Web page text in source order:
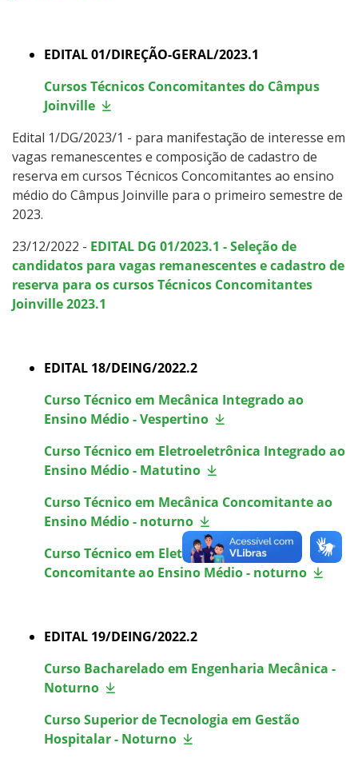
Provas e Gabaritos
Estatísticas dos Processos Seletivos
Cadastro de interesse
EDITAL 01/DIREÇÃO-GERAL/2023.1
Cursos Técnicos Concomitantes do Câmpus
Joinville
Edital 1/DG/2023/1 - para manifestação de interesse em
vagas remanescentes e composição de cadastro de
reserva em cursos Técnicos Concomitantes ao ensino
médio do Câmpus Joinville para o primeiro semestre de
2023.
23/12/2022 - EDITAL DG 01/2023.1 - Seleção de
candidatos para vagas remanescentes e cadastro de
reserva para os cursos Técnicos Concomitantes
Joinville 2023.1
EDITAL 18/DEING/2022.2
Curso Técnico em Mecânica Integrado ao
Ensino Médio - Vespertino
Curso Técnico em Eletroeletrônica Integrado ao
Ensino Médio - Matutino
Curso Técnico em Mecânica Concomitante ao
Ensino Médio - noturno
Curso Técnico em Eletroeletrônica
Concomitante ao Ensino Médio - noturno
EDITAL 19/DEING/2022.2
Curso Bacharelado em Engenharia Mecânica -
Noturno
Curso Superior de Tecnologia em Gestão
Hospitalar - Noturno